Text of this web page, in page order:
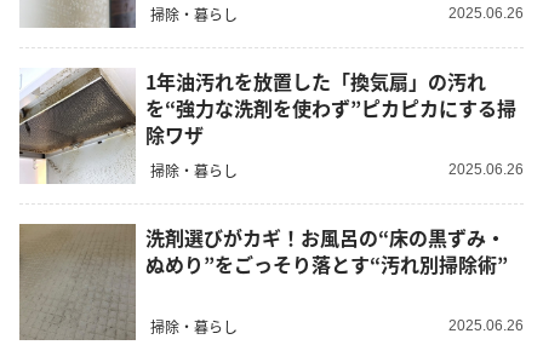
掃除・暮らし 2025.06.26
1年油汚れを放置した「換気扇」の汚れ
を“強力な洗剤を使わず”ピカピカにする掃
除ワザ
掃除・暮らし 2025.06.26
洗剤選びがカギ！お風呂の“床の黒ずみ・
ぬめり”をごっそり落とす“汚れ別掃除術”
掃除・暮らし 2025.06.26